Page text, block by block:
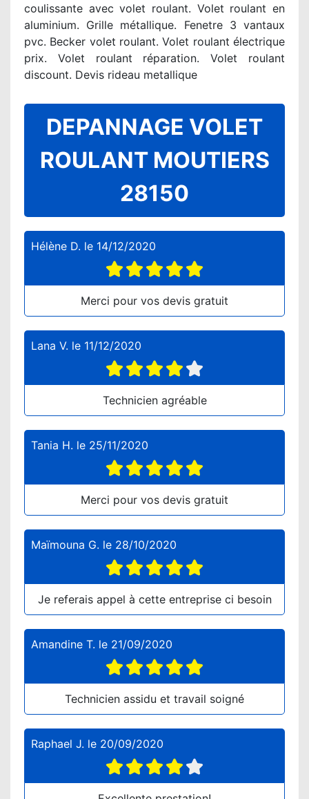
coulissante avec volet roulant. Volet roulant en
aluminium. Grille métallique. Fenetre 3 vantaux
pvc. Becker volet roulant. Volet roulant électrique
prix. Volet roulant réparation. Volet roulant
discount. Devis rideau metallique
DEPANNAGE VOLET
ROULANT MOUTIERS
28150
Hélène D. le 14/12/2020
Merci pour vos devis gratuit
Lana V. le 11/12/2020
Technicien agréable
Tania H. le 25/11/2020
Merci pour vos devis gratuit
Maïmouna G. le 28/10/2020
Je referais appel à cette entreprise ci besoin
Amandine T. le 21/09/2020
Technicien assidu et travail soigné
Raphael J. le 20/09/2020